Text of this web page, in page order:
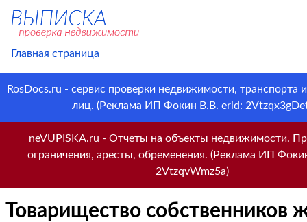
Главная страница
RosDocs.ru - сервис проверки недвижимости, транспорта
лиц. (Реклама ИП Фокин В.В. erid:
neVUPISKA.ru - Отчеты на объекты недвижимости.
ограничения, аресты, обременения. (Реклама ИП
2VtzqvWmz5a)
Товарищество собственников